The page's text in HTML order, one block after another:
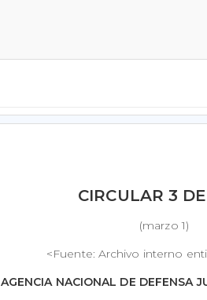
CIRCULAR 3
(marzo 1)
<Fuente: Archivo interno
AGENCIA NACIONAL DE DEFENSA